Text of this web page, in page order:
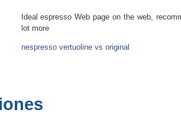
Ideal espresso Web page on the web,
lot more
nespresso vertuoline vs original